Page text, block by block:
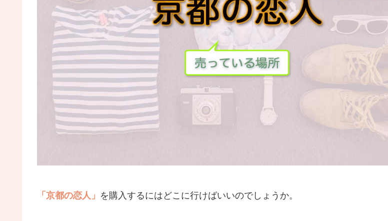
「京都の恋人」 を購入するにはどこに行けばいいのでしょうか。